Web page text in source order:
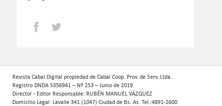
Facebook
Revista Cabal Digital propiedad de Cabal Coop. Prov. de Serv. Ltda.
Registro DNDA 5356941 – Nº 253 – Junio de 2019
Director - Editor Responsable: RUBÉN MANUEL VÁZQUEZ
Domicilio Legal: Lavalle 341 (1047) Ciudad de Bs. As. Tel.:4891-2600